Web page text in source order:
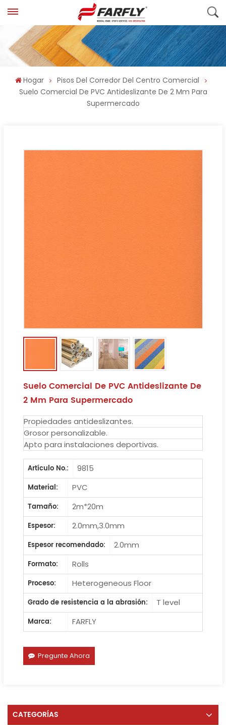
Hogar
Pisos Del Corredor Del Centro Comercial
Suelo Comercial De PVC Antideslizante De 2 Mm Para
Supermercado
Suelo Comercial De PVC Antideslizante De
2 Mm Para Supermercado
Propiedades antideslizantes.
Grosor personalizable.
Apto para instalaciones deportivas.
Artículo No.:
9815
Material:
PVC
Tamaño:
2m*20m
Espesor:
2.0mm,3.0mm
Espesor recomendado:
2.0mm
Formato:
Rolls
Proceso:
Heterogeneous Floor
Grado de resistencia a la abrasión:
T level
Marca:
FARFLY
Pregunte Ahora
CATEGORÍAS